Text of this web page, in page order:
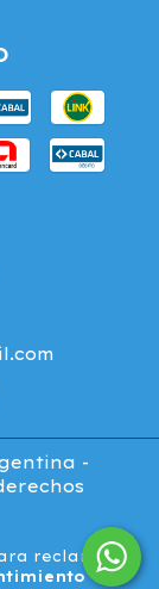
-
reclamos